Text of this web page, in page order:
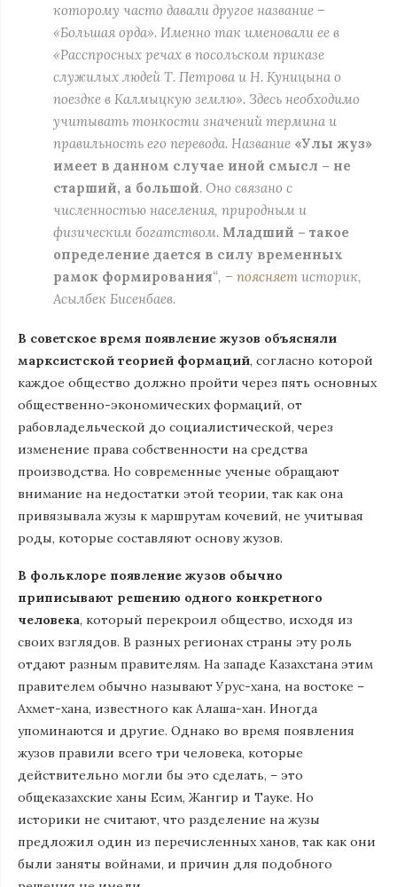
которому часто давали другое название –
«Большая орда». Именно так именовали ее в
«Расспросных речах в посольском приказе
служилых людей Т. Петрова и Н. Куницына о
поездке в Калмыцкую землю». Здесь необходимо
учитывать тонкости значений термина и
правильность его перевода. Название «Улы жуз»
имеет в данном случае иной смысл – не
старший, а большой. Оно связано с
численностью населения, природным и
физическим богатством. Младший – такое
определение дается в силу временных
рамок формирования“, – поясняет историк,
Асылбек Бисенбаев.
В советское время появление жузов объясняли
марксистской теорией формаций, согласно которой
каждое общество должно пройти через пять основных
общественно-экономических формаций, от
рабовладельческой до социалистической, через
изменение права собственности на средства
производства. Но современные ученые обращают
внимание на недостатки этой теории, так как она
привязывала жузы к маршрутам кочевий, не учитывая
роды, которые составляют основу жузов.
В фольклоре появление жузов обычно
приписывают решению одного конкретного
человека, который перекроил общество, исходя из
своих взглядов. В разных регионах страны эту роль
отдают разным правителям. На западе Казахстана этим
правителем обычно называют Урус-хана, на востоке –
Ахмет-хана, известного как Алаша-хан. Иногда
упоминаются и другие. Однако во время появления
жузов правили всего три человека, которые
действительно могли бы это сделать, – это
общеказахские ханы Есим, Жангир и Тауке. Но
историки не считают, что разделение на жузы
предложил один из перечисленных ханов, так как они
были заняты войнами, и причин для подобного